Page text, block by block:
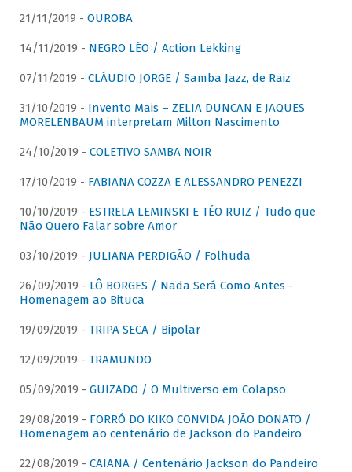
21/11/2019 - OUROBA
14/11/2019 - NEGRO LÉO / Action Lekking
07/11/2019 - CLÁUDIO JORGE / Samba Jazz, de Raiz
31/10/2019 - Invento Mais – ZELIA DUNCAN E JAQUES
MORELENBAUM interpretam Milton Nascimento
24/10/2019 - COLETIVO SAMBA NOIR
17/10/2019 - FABIANA COZZA E ALESSANDRO PENEZZI
10/10/2019 - ESTRELA LEMINSKI E TÉO RUIZ / Tudo que
Não Quero Falar sobre Amor
03/10/2019 - JULIANA PERDIGÃO / Folhuda
26/09/2019 - LÔ BORGES / Nada Será Como Antes -
Homenagem ao Bituca
19/09/2019 - TRIPA SECA / Bipolar
12/09/2019 - TRAMUNDO
05/09/2019 - GUIZADO / O Multiverso em Colapso
29/08/2019 - FORRÓ DO KIKO CONVIDA JOÃO DONATO /
Homenagem ao centenário de Jackson do Pandeiro
22/08/2019 - CAIANA / Centenário Jackson do Pandeiro